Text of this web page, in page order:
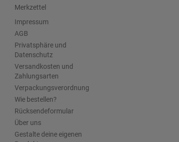
Merkzettel
Impressum
AGB
Privatsphäre und
Datenschutz
Versandkosten und
Zahlungsarten
Verpackungsverordnung
Wie bestellen?
Rücksendeformular
Über uns
Gestalte deine eigenen